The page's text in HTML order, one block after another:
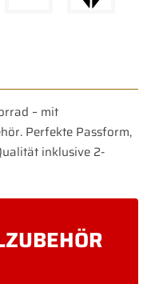
– mit
Perfekte Passform,
inklusive 2-